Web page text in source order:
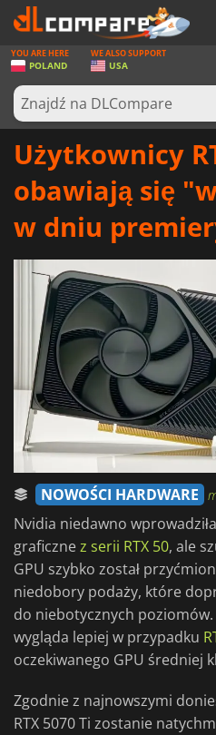
GRY
KARTY DO GIER
OPROGRAMOWANIE
REWARDS
SPRZĘT KOMPUTEROWY
ZALOGUJ SIĘ LUB ZAREJESTRUJ
YOU ARE HERE
POLAND
WE ALSO SUPPORT
USA
Użytkownicy
obawiają się
w dniu
NOWOŚCI HARDWARE
Nvidia niedawno
graficznez serii RTX 50, ale
GPU szybko został
niedobory podaży, które
do niebotycznych
wygląda lepiej w przypadku
oczekiwanego GPU średniej
Zgodnie z najnowszymi
RTX 5070 Ti zostanie